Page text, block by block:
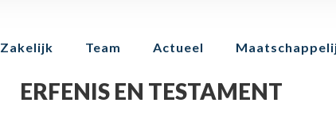
Zakelijk Team Actueel
ERFENIS EN TESTAMENT